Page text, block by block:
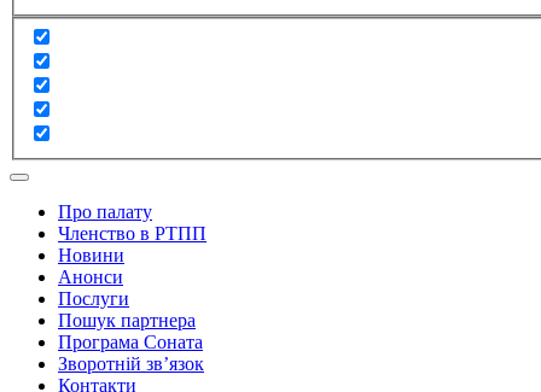
Про палату
Членство в РТПП
Новини
Анонси
Послуги
Пошук партнера
Програма Соната
Зворотній зв’язок
Контакти